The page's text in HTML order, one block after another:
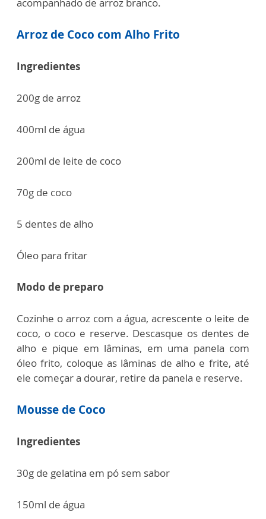
acompanhado de arroz branco.
Arroz de Coco com Alho Frito
Ingredientes
200g de arroz
400ml de água
200ml de leite de coco
70g de coco
5 dentes de alho
Óleo para fritar
Modo de preparo
Cozinhe o arroz com a água, acrescente o leite de
coco, o coco e reserve. Descasque os dentes de
alho e pique em lâminas, em uma panela com
óleo frito, coloque as lâminas de alho e frite, até
ele começar a dourar, retire da panela e reserve.
Mousse de Coco
Ingredientes
30g de gelatina em pó sem sabor
150ml de água